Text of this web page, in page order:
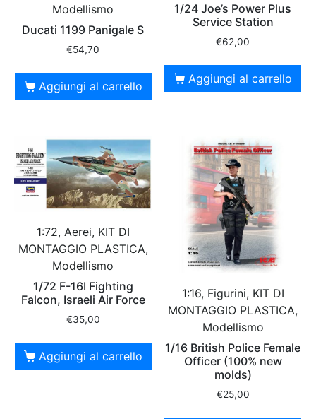
Modellismo
Ducati 1199 Panigale S
€54,70
Aggiungi al carrello
1/24 Joe’s Power Plus
Service Station
€62,00
Aggiungi al carrello
1:72, Aerei, KIT DI
MONTAGGIO PLASTICA,
Modellismo
1/72 F-16I Fighting
Falcon, Israeli Air Force
€35,00
Aggiungi al carrello
1:16, Figurini, KIT DI
MONTAGGIO PLASTICA,
Modellismo
1/16 British Police Female
Officer (100% new
molds)
€25,00